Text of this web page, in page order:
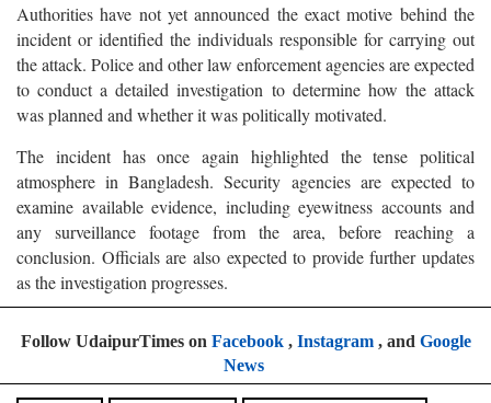
Authorities have not yet announced the exact motive behind the
incident or identified the individuals responsible for carrying out
the attack. Police and other law enforcement agencies are expected
to conduct a detailed investigation to determine how the attack
was planned and whether it was politically motivated.
The incident has once again highlighted the tense political
atmosphere in Bangladesh. Security agencies are expected to
examine available evidence, including eyewitness accounts and
any surveillance footage from the area, before reaching a
conclusion. Officials are also expected to provide further updates
as the investigation progresses.
Follow UdaipurTimes on Facebook, Instagram, and Google
News